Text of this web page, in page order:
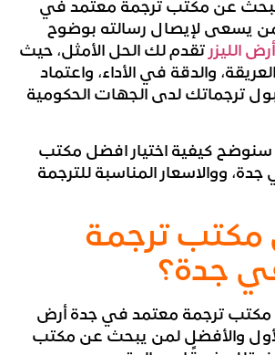
عن مكتب ترجمة معتمد في
يسعى لإيصال رسالته بوضوح
أرض الليزر تقدم لك الحل الأمثل، حيث
والدقة في الأداء، واعتماد
ترجماتك لدى الجهات الحكومية
سنوضح كيفية اختيار افضل مكتب
ووالاسعار المناسبة للترجمة
مكتب ترجمة
جدة؟
مكتب ترجمة معتمد في جدة أرض
الأول والأفضل لمن يبحث عن مكتب